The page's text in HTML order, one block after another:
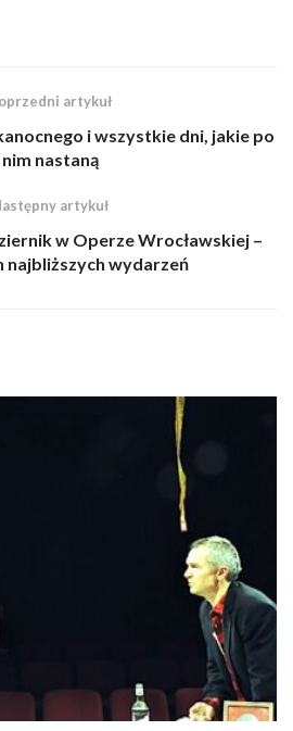
artykuł
i wszystkie dni, jakie po
nim nastaną
artykuł
w Operze Wrocławskiej –
najbliższych wydarzeń